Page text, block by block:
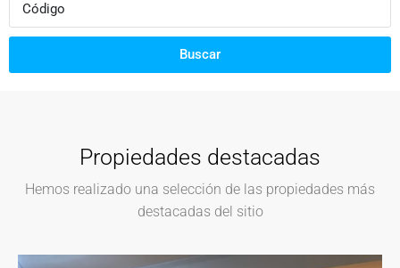
Buscar
Propiedades destacadas
Hemos realizado una selección de las propiedades más
destacadas del sitio